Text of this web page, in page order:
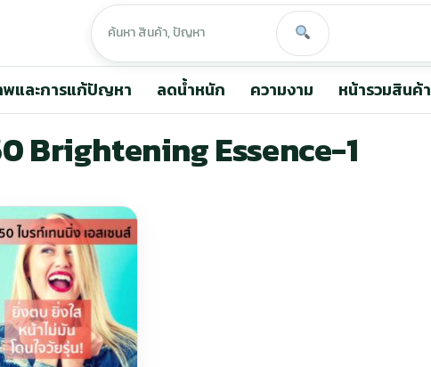
และการแก้ปัญหา ลดน้ำหนัก ความงาม หน้ารวมสินค้า
Brightening Essence-1